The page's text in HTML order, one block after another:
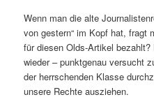
Wenn man die alte
von gestern“ im Kopf hat, fragt
für diesen Olds-Artikel
wieder – punktgenau versucht
der herrschenden Klasse
unsere Rechte ausziehen.